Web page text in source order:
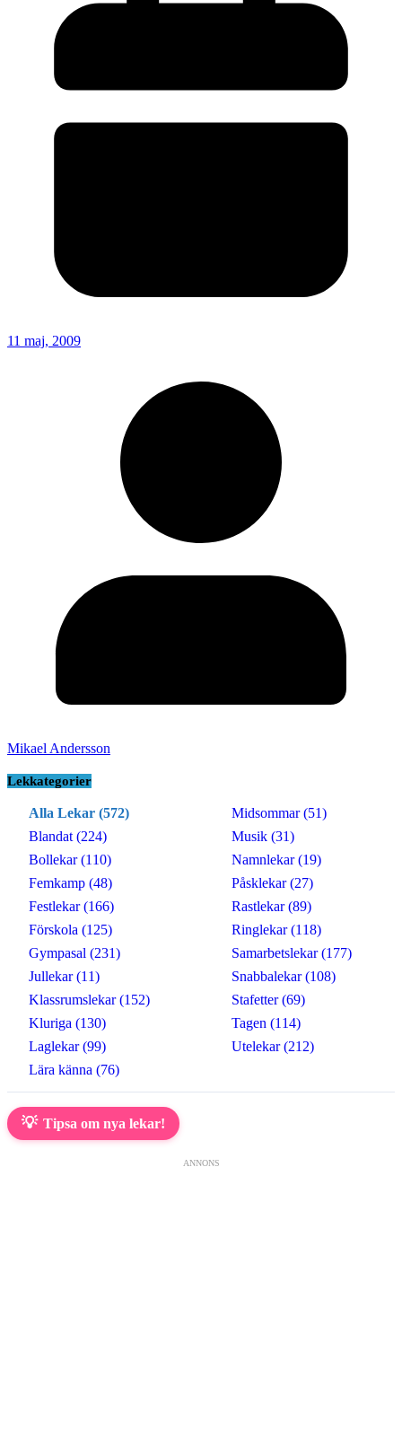
11 maj, 2009
Mikael Andersson
Lekkategorier
Alla Lekar (572)
Blandat (224)
Bollekar (110)
Femkamp (48)
Festlekar (166)
Förskola (125)
Gympasal (231)
Jullekar (11)
Klassrumslekar (152)
Kluriga (130)
Laglekar (99)
Lära känna (76)
Midsommar (51)
Musik (31)
Namnlekar (19)
Påsklekar (27)
Rastlekar (89)
Ringlekar (118)
Samarbetslekar (177)
Snabbalekar (108)
Stafetter (69)
Tagen (114)
Utelekar (212)
💡 Tipsa om nya lekar!
ANNONS